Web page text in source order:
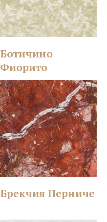
Ботичино
Фиорито
Брекчия Перниче